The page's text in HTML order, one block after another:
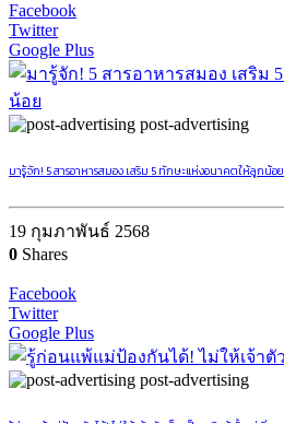
Facebook
Twitter
Google Plus
post-advertising
มารู้จัก! 5 สารอาหารสมอง เสริม 5 ทักษะแห่งอนาคตให้ลูกน้อย
19 กุมภาพันธ์ 2568
0 Shares
Facebook
Twitter
Google Plus
post-advertising